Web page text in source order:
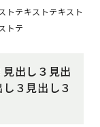
トテキストテキスト
トテ
出し３見出
３見出し３